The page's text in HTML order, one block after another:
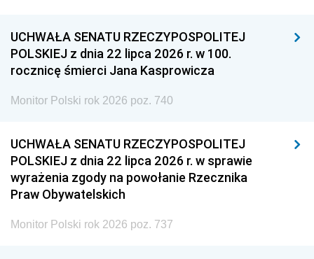
UCHWAŁA SENATU RZECZYPOSPOLITEJ
POLSKIEJ z dnia 22 lipca 2026 r. w 100.
rocznicę śmierci Jana Kasprowicza
Monitor Polski rok 2026 poz. 740
UCHWAŁA SENATU RZECZYPOSPOLITEJ
POLSKIEJ z dnia 22 lipca 2026 r. w sprawie
wyrażenia zgody na powołanie Rzecznika
Praw Obywatelskich
Monitor Polski rok 2026 poz. 737